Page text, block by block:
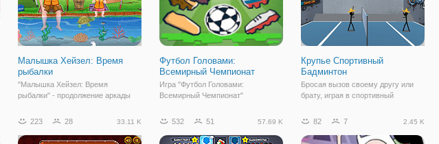
Малышка Хейзел: Время
рыбалки
"Малышка Хейзел: Время
рыбалки" - продолжение аркады
продолжаем исследовать мир с
девочка решила отправиться на
Футбол Головами:
Всемирный Чемпионат
Игра "Футбол Головами:
Всемирный Чемпионат"
чемпионском соревновании по
добраться до звездных вершин
Крупье Спортивный
Бадминтон
Бросая вызов своему другу или
брату, играя в спортивный
выберите своего персонажа
матч. Покажите свои спортивные
223 28 33.11 K 532 51 57.69 K 82 7 2.45 K